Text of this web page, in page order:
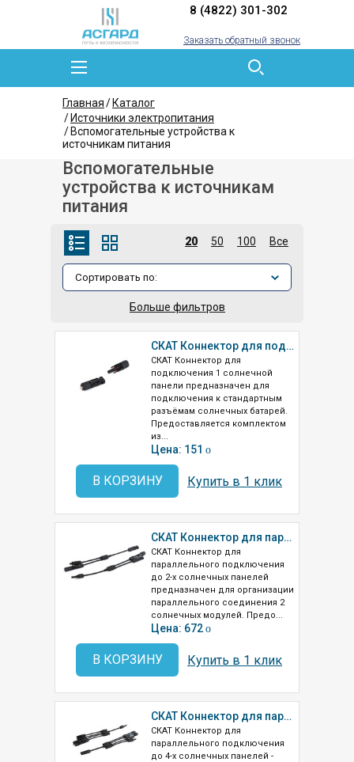
8 (4822) 301-302
Заказать обратный звонок
Главная
Каталог
Источники электропитания
Вспомогательные устройства к
источникам питания
Вспомогательные
устройства к источникам
питания
20 50 100 Все
Больше фильтров
СКАТ Коннектор для подключения 1 солнечной панели
СКАТ Коннектор для
подключения 1 солнечной
панели предназначен для
подключения к стандартным
разъёмам солнечных батарей.
Предоставляется комплектом
из...
Цена: 151 o
В КОРЗИНУ Купить в 1 клик
СКАТ Коннектор для параллельного подключения до 2-х солнечных панелей
СКАТ Коннектор для
параллельного подключения
до 2-х солнечных панелей
предназначен для организации
параллельного соединения 2
солнечных модулей. Предо...
Цена: 672 o
В КОРЗИНУ Купить в 1 клик
СКАТ Коннектор для параллельного подключения до 4-х солнечных панелей
СКАТ Коннектор для
параллельного подключения
до 4-х солнечных панелей -